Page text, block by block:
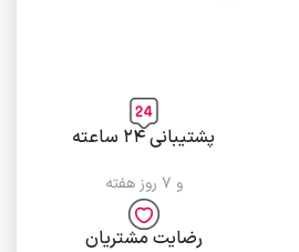
پشتیبانی ۲۴ ساعته
و ۷ روز هفته
رضایت مشتریان